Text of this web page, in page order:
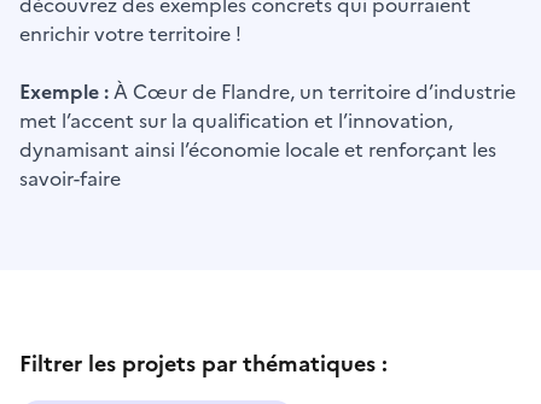
enrichir votre territoire !
Exemple :À Cœur de Flandre, un territoire d’industrie
met l’accent sur la qualification et l’innovation,
dynamisant ainsi l’économie locale et renforçant les
savoir-faire
Filtrer les projets par thématiques :